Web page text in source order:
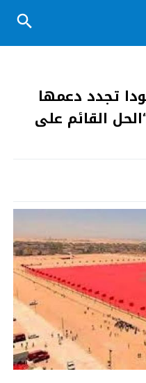
وبربودا تجدد دعمها
القائم على